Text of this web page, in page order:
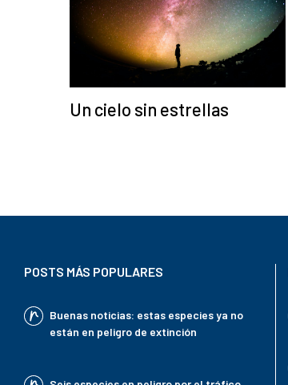
Un cielo sin estrellas
POSTS MÁS POPULARES
Buenas noticias: estas especies ya no
están en peligro de extinción